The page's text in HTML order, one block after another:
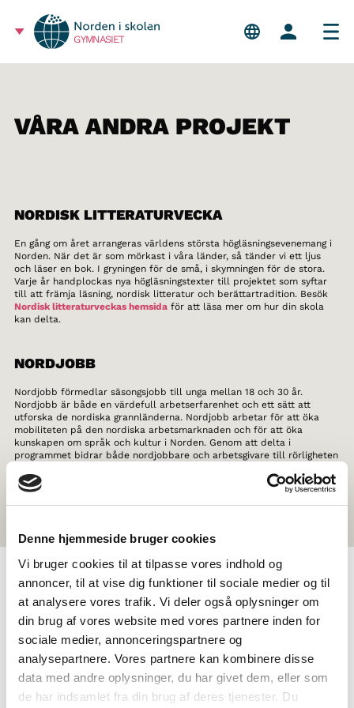
Denne hjemmeside bruger cookies
Vi bruger cookies til at tilpasse vores indhold og
annoncer, til at vise dig funktioner til sociale medier og til
at analysere vores trafik. Vi deler også oplysninger om
din brug af vores website med vores partnere inden for
sociale medier, annonceringspartnere og
analysepartnere. Vores partnere kan kombinere disse
data med andre oplysninger, du har givet dem, eller som
de har indsamlet fra din brug af deres tjenester. Du
GYMNASIET
MENY
Om oss
Vanliga frågor
VÅRA ANDRA PROJEKT
NORDISK LITTERATURVECKA
En gång om året arrangeras världens största högläsningsevenemang i
Norden. När det är som mörkast i våra länder, så tänder vi ett ljus
och läser en bok. I gryningen för de små, i skymningen för de stora.
Varje år handplockas nya högläsningstexter till projektet som syftar
till att främja läsning, nordisk litteratur och berättartradition. Besök
Nordisk litteraturveckas hemsidaför att läsa mer om hur din skola
kan delta.
NORDJOBB
Nordjobb förmedlar säsongsjobb till unga mellan 18 och 30 år.
Nordjobb är både en värdefull arbetserfarenhet och ett sätt att
utforska de nordiska grannländerna. Nordjobb arbetar för att öka
mobiliteten på den nordiska arbetsmarknaden och för att öka
kunskapen om språk och kultur i Norden. Genom att delta i
programmet bidrar både nordjobbare och arbetsgivare till rörligheten
arbetssökare och arbetsgivare finns på
Nordjobbs hemsida.